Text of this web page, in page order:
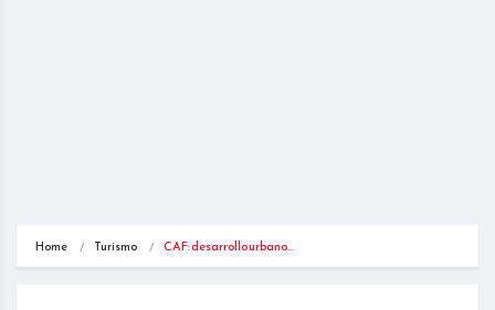
Home Turismo CAF: desarrollo urbano…